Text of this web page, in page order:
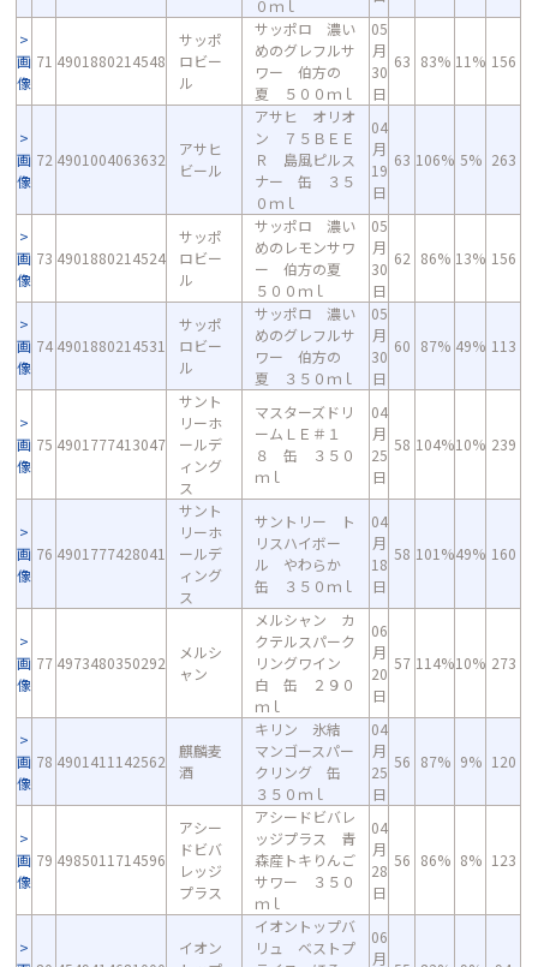
０ｍｌ
画
像
71 4901880214548
サッポ
ロビー
ル
サッポロ 濃い
めのグレフルサ
ワー 伯方の
夏 ５００ｍｌ
05
月
30
日
63 83% 11% 156
画
像
72 4901004063632
アサヒ
ビール
アサヒ オリオ
ン ７５ＢＥＥ
Ｒ 島風ピルス
ナー 缶 ３５
０ｍｌ
04
月
19
日
63 106% 5% 263
画
像
73 4901880214524
サッポ
ロビー
ル
サッポロ 濃い
めのレモンサワ
ー 伯方の夏
５００ｍｌ
05
月
30
日
62 86% 13% 156
画
像
74 4901880214531
サッポ
ロビー
ル
サッポロ 濃い
めのグレフルサ
ワー 伯方の
夏 ３５０ｍｌ
05
月
30
日
60 87% 49% 113
画
像
75 4901777413047
サント
リーホ
ールデ
ィング
ス
マスターズドリ
ームＬＥ＃１
８ 缶 ３５０
ｍｌ
04
月
25
日
58 104%10% 239
画
像
76 4901777428041
サント
リーホ
ールデ
ィング
ス
サントリー ト
リスハイボー
ル やわらか
缶 ３５０ｍｌ
04
月
18
日
58 101%49% 160
画
像
77 4973480350292
メルシ
ャン
メルシャン カ
クテルスパーク
リングワイン
白 缶 ２９０
ｍｌ
06
月
20
日
57 114%10% 273
画
像
78 4901411142562
麒麟麦
酒
キリン 氷結
マンゴースパー
クリング 缶
３５０ｍｌ
04
月
25
日
56 87% 9% 120
画
像
79 4985011714596
アシー
ドビバ
レッジ
プラス
アシードビバレ
ッジプラス 青
森産トキりんご
サワー ３５０
ｍｌ
04
月
28
日
56 86% 8% 123
イオン
イオントップバ
リュ ベストプ
06
月